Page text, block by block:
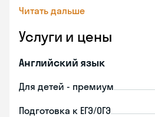
Читать дальше
Услуги и цены
Английский язык
Для детей - премиум
Подготовка к ЕГЭ/ОГЭ